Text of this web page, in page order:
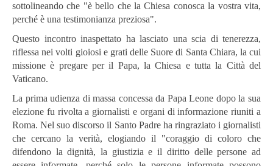
sottolineando che "è bello che la Chiesa conosca la vostra vita,
perché è una testimonianza preziosa".
Questo incontro inaspettato ha lasciato una scia di tenerezza,
riflessa nei volti gioiosi e grati delle Suore di Santa Chiara, la cui
missione è pregare per il Papa, la Chiesa e tutta la Città del
Vaticano.
La prima udienza di massa concessa da Papa Leone dopo la sua
elezione fu rivolta a giornalisti e organi di informazione riuniti a
Roma.Nel suo discorso il Santo Padre ha ringraziato i giornalisti
che cercano la verità, elogiando il "coraggio di coloro che
difendono la dignità, la giustizia e il diritto delle persone ad